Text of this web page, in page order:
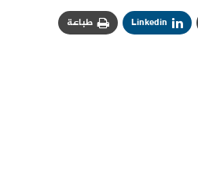
Linkedin طباعة